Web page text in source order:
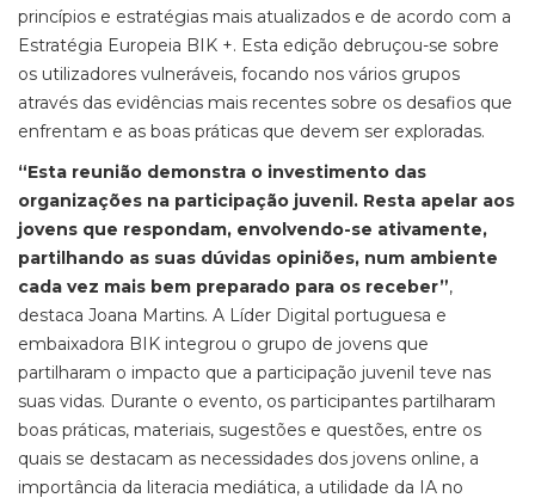
princípios e estratégias mais atualizados e de acordo com a
Estratégia Europeia BIK +. Esta edição debruçou-se sobre
os utilizadores vulneráveis, focando nos vários grupos
através das evidências mais recentes sobre os desafios que
enfrentam e as boas práticas que devem ser exploradas.
“Esta reunião demonstra o investimento das
organizações na participação juvenil. Resta apelar aos
jovens que respondam, envolvendo-se ativamente,
partilhando as suas dúvidas opiniões, num ambiente
cada vez mais bem preparado para os receber”,
destaca Joana Martins. A Líder Digital portuguesa e
embaixadora BIK integrou o grupo de jovens que
partilharam o impacto que a participação juvenil teve nas
suas vidas. Durante o evento, os participantes partilharam
boas práticas, materiais, sugestões e questões, entre os
quais se destacam as necessidades dos jovens online, a
importância da literacia mediática, a utilidade da IA no